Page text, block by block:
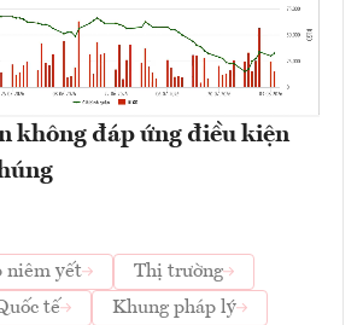
không đáp ứng điều kiện
niêm yết
Thị trường
tế Khung pháp lý